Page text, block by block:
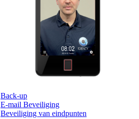
Back-up
E-mail Beveiliging
Beveiliging van eindpunten